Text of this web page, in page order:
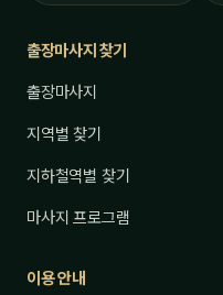
출장마사지 찾기
출장마사지
지역별 찾기
지하철역별 찾기
마사지 프로그램
이용 안내